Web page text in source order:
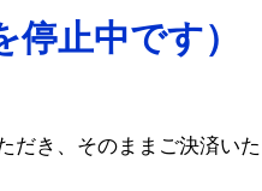
止中です）
だき、そのままご決済いた